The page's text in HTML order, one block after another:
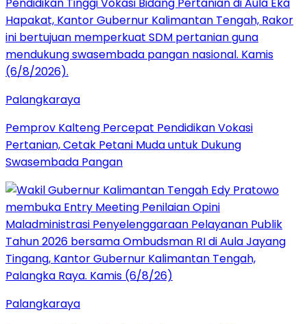
Palangkaraya
Pemprov Kalteng Percepat Pendidikan Vokasi
Pertanian, Cetak Petani Muda untuk Dukung
Swasembada Pangan
Palangkaraya